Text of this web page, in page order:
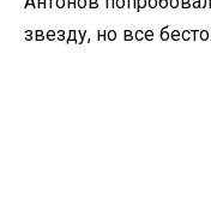
звезду, но все